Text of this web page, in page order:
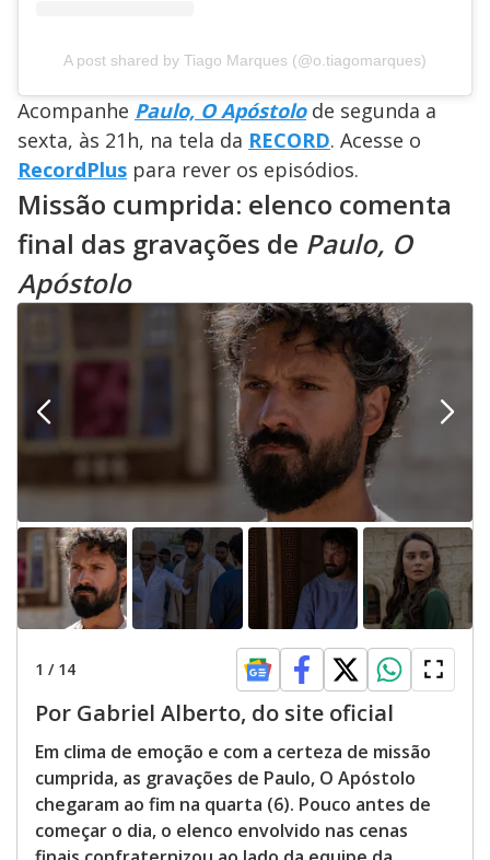
A post shared by Tiago Marques (@o.tiagomarques)
Acompanhe Paulo, O Apóstolode segunda a
sexta, às 21h, na tela da RECORD. Acesse o
RecordPlus para rever os episódios.
Missão cumprida: elenco comenta
final das gravações de Paulo, O
Apóstolo
1 / 14
Por Gabriel Alberto, do site oficial
Em clima de emoção e com a certeza de missão
cumprida, as gravações de Paulo, O Apóstolo
chegaram ao fim na quarta (6). Pouco antes de
começar o dia, o elenco envolvido nas cenas